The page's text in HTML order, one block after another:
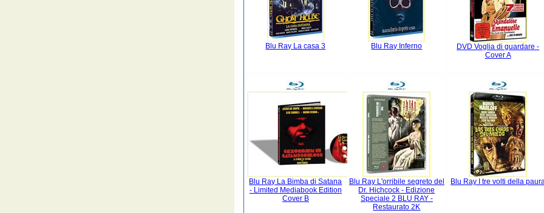
Blu Ray La casa 3 Blu Ray Inferno
DVD Voglia di guardare -
Cover A
Blu Ray La Bimba di Satana
- Limited Mediabook Edition
Cover B
Blu Ray L'orribile segreto del
Dr. Hichcock - Edizione
Speciale 2 BLU RAY -
Restaurato 2K
Blu Ray I tre volti della